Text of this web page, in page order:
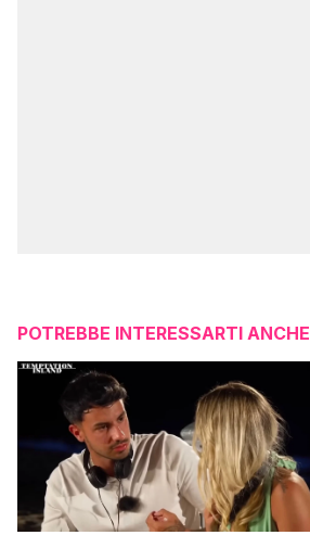
POTREBBE INTERESSARTI ANCHE